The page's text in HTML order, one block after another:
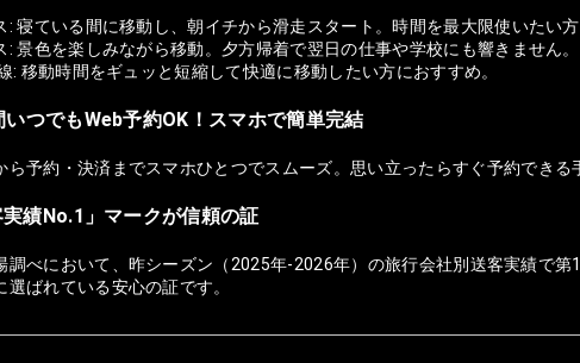
: 寝ている間に移動し、朝イチから滑走スタート。時間を最大限使いたい方
: 景色を楽しみながら移動。夕方帰着で翌日の仕事や学校にも響きません。
: 移動時間をギュッと短縮して快適に移動したい方におすすめ。
いつでもWeb予約OK！スマホで簡単完結
ら予約・決済までスマホひとつでスムーズ。思い立ったらすぐ予約でき
績No.1」マークが信頼の証
調べにおいて、昨シーズン（2025年-2026年）の旅行会社別送客実績で
選ばれている安心の証です。